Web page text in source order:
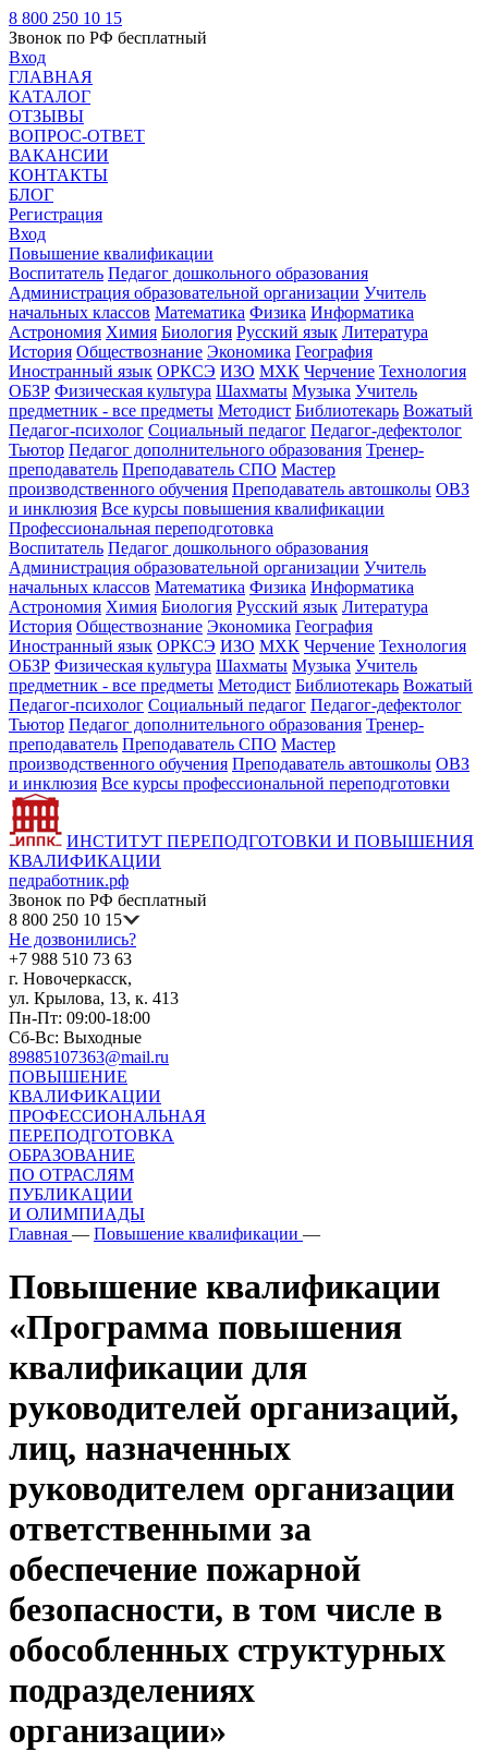
8 800 250 10 15
Звонок по РФ бесплатный
Вход
ГЛАВНАЯ
КАТАЛОГ
ОТЗЫВЫ
ВОПРОС-ОТВЕТ
ВАКАНСИИ
КОНТАКТЫ
БЛОГ
Регистрация
Вход
Повышение квалификации
Воспитатель Педагог дошкольного образования
Администрация образовательной организации Учитель
начальных классов Математика Физика Информатика
Астрономия Химия Биология Русский язык Литература
История Обществознание Экономика География
Иностранный язык ОРКСЭ ИЗО МХК Черчение Технология
ОБЗР Физическая культура Шахматы Музыка Учитель
предметник - все предметы Методист Библиотекарь Вожатый
Педагог-психолог Социальный педагог Педагог-дефектолог
Тьютор Педагог дополнительного образования Тренер-
преподаватель Преподаватель СПО Мастер
производственного обучения Преподаватель автошколы ОВЗ
и инклюзия Все курсы повышения квалификации
Профессиональная переподготовка
Воспитатель Педагог дошкольного образования
Администрация образовательной организации Учитель
начальных классов Математика Физика Информатика
Астрономия Химия Биология Русский язык Литература
История Обществознание Экономика География
Иностранный язык ОРКСЭ ИЗО МХК Черчение Технология
ОБЗР Физическая культура Шахматы Музыка Учитель
предметник - все предметы Методист Библиотекарь Вожатый
Педагог-психолог Социальный педагог Педагог-дефектолог
Тьютор Педагог дополнительного образования Тренер-
преподаватель Преподаватель СПО Мастер
производственного обучения Преподаватель автошколы ОВЗ
и инклюзия Все курсы профессиональной переподготовки
ИНСТИТУТ ПЕРЕПОДГОТОВКИ И ПОВЫШЕНИЯ
КВАЛИФИКАЦИИ
педработник.рф
Звонок по РФ бесплатный
8 800 250 10 15
Не дозвонились?
+7 988 510 73 63
г. Новочеркасск,
ул. Крылова, 13, к. 413
Пн-Пт: 09:00-18:00
Сб-Вс: Выходные
89885107363@mail.ru
ПОВЫШЕНИЕ
КВАЛИФИКАЦИИ
ПРОФЕССИОНАЛЬНАЯ
ПЕРЕПОДГОТОВКА
ОБРАЗОВАНИЕ
ПО ОТРАСЛЯМ
ПУБЛИКАЦИИ
И ОЛИМПИАДЫ
Главная — Повышение квалификации —
Повышение квалификации
«Программа повышения
квалификации для
руководителей организаций,
лиц, назначенных
руководителем организации
ответственными за
обеспечение пожарной
безопасности, в том числе в
обособленных структурных
подразделениях
организации»